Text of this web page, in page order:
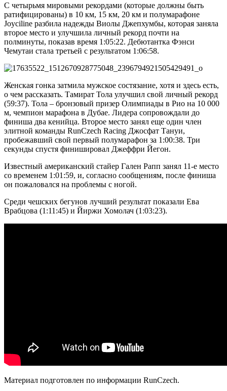
С четырьмя мировыми рекордами (которые должны быть
ратифицированы) в 10 км, 15 км, 20 км и полумарафоне
Joyciline разбила надежды Виолы Джепхумбы, которая заняла
второе место и улучшила личный рекорд почти на
полминуты, показав время 1:05:22. Дебютантка Фэнси
Чемутаи стала третьей с результатом 1:06:58.
Женская гонка затмила мужское состязание, хотя и здесь есть,
о чем рассказать. Тамират Тола улучшил свой личный рекорд
(59:37). Тола – бронзовый призер Олимпиады в Рио на 10 000
м, чемпион марафона в Дубае. Лидера сопровождали до
финиша два кенийца. Второе место занял еще один член
элитной команды RunCzech Racing Джосфат Тануи,
пробежавший свой первый полумарафон за 1:00:38. Три
секунды спустя финишировал Джеффри Йегон.
Известный американский стайер Гален Рапп занял 11-е место
со временем 1:01:59, и, согласно сообщениям, после финиша
он пожаловался на проблемы с ногой.
Среди чешских бегунов лучший результат показали Ева
Врабцова (1:11:45) и Йиржи Хомолач (1:03:23).
Материал подготовлен по информации RunCzech.